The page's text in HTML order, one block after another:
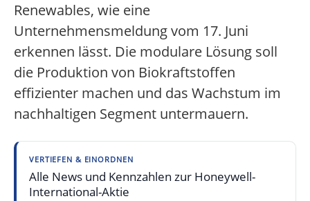
Renewables, wie eine
Unternehmensmeldung vom 17. Juni
erkennen lässt. Die modulare Lösung soll
die Produktion von Biokraftstoffen
effizienter machen und das Wachstum im
nachhaltigen Segment untermauern.
VERTIEFEN & EINORDNEN
Alle News und Kennzahlen zur Honeywell-
International-Aktie